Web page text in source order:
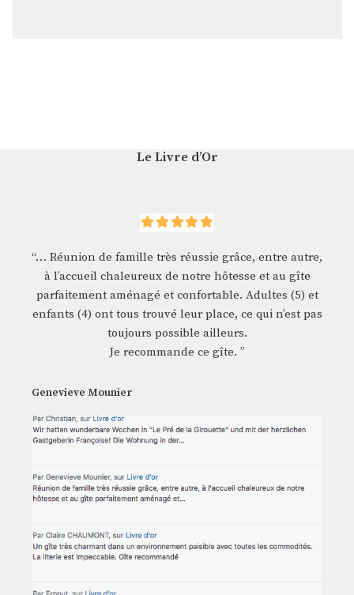
Le Livre d’Or
“… Réunion de famille très réussie grâce, entre autre,
à l’accueil chaleureux de notre hôtesse et au gîte
parfaitement aménagé et confortable. Adultes (5) et
enfants (4) ont tous trouvé leur place, ce qui n’est pas
toujours possible ailleurs.
Je recommande ce gîte. ”
Genevieve Mounier